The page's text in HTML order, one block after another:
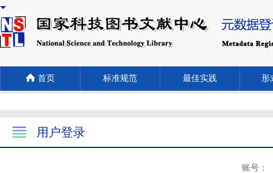
首页 标准规范 最佳实践 形
用户登录
账号：